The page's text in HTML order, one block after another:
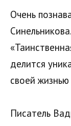
Очень
делится
своей
Писатель